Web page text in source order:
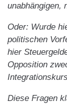
unabhängigen,
Oder: Wurde
politischen
hier
Opposition
Diese Fragen